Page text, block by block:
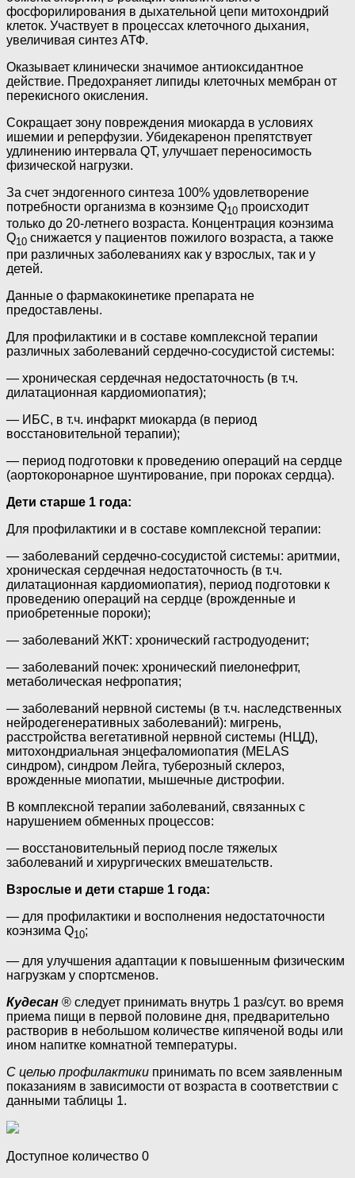
фосфорилирования в дыхательной цепи митохондрий
клеток. Участвует в процессах клеточного дыхания,
увеличивая синтез АТФ.
Оказывает клинически значимое антиоксидантное
действие. Предохраняет липиды клеточных мембран от
перекисного окисления.
Сокращает зону повреждения миокарда в условиях
ишемии и реперфузии. Убидекаренон препятствует
удлинению интервала QT, улучшает переносимость
физической нагрузки.
За счет эндогенного синтеза 100% удовлетворение
потребности организма в коэнзиме Q10 происходит
только до 20-летнего возраста. Концентрация коэнзима
Q10 снижается у пациентов пожилого возраста, а также
при различных заболеваниях как у взрослых, так и у
детей.
Данные о фармакокинетике препарата не
предоставлены.
Для профилактики и в составе комплексной терапии
различных заболеваний сердечно-сосудистой системы:
— хроническая сердечная недостаточность (в т.ч.
дилатационная кардиомиопатия);
— ИБС, в т.ч. инфаркт миокарда (в период
восстановительной терапии);
— период подготовки к проведению операций на сердце
(аортокоронарное шунтирование, при пороках сердца).
Дети старше 1 года:
Для профилактики и в составе комплексной терапии:
— заболеваний сердечно-сосудистой системы: аритмии,
хроническая сердечная недостаточность (в т.ч.
дилатационная кардиомиопатия), период подготовки к
проведению операций на сердце (врожденные и
приобретенные пороки);
— заболеваний ЖКТ: хронический гастродуоденит;
— заболеваний почек: хронический пиелонефрит,
метаболическая нефропатия;
— заболеваний нервной системы (в т.ч. наследственных
нейродегенеративных заболеваний): мигрень,
расстройства вегетативной нервной системы (НЦД),
митохондриальная энцефаломиопатия (MELAS
синдром), синдром Лейга, туберозный склероз,
врожденные миопатии, мышечные дистрофии.
В комплексной терапии заболеваний, связанных с
нарушением обменных процессов:
— восстановительный период после тяжелых
заболеваний и хирургических вмешательств.
Взрослые и дети старше 1 года:
— для профилактики и восполнения недостаточности
коэнзима Q10;
— для улучшения адаптации к повышенным физическим
нагрузкам у спортсменов.
Кудесан ® следует принимать внутрь 1 раз/сут. во время
приема пищи в первой половине дня, предварительно
растворив в небольшом количестве кипяченой воды или
ином напитке комнатной температуры.
С целью профилактики принимать по всем заявленным
показаниям в зависимости от возраста в соответствии с
данными таблицы 1.
Доступное количество 0